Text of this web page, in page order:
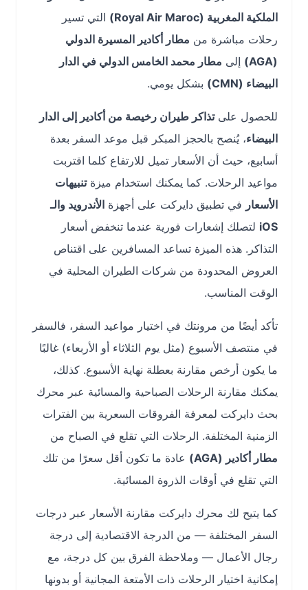
الملكية المغربية (Royal Air Maroc)
التي تسير
رحلات مباشرة من مطار أكادير المسيرة الدولي
إلىمطار محمد الخامس الدولي في الدار
البيضاء (CMN)
بشكل يومي.
للحصول علىتذاكر طيران رخيصة من أكادير إلى الدار
البيضاء، يُنصح بالحجز المبكر قبل موعد السفر بعدة
أسابيع، حيث أن الأسعار تميل للارتفاع كلما اقتربت
مواعيد الرحلات. كما يمكنك استخدام ميزة تنبيهات
الأسعارفي تطبيق دايركت على أجهزةالأندرويد والـ
لتصلك إشعارات فورية عندما تنخفض أسعار
التذاكر. هذه الميزة تساعد المسافرين على اقتناص
العروض المحدودة من شركات الطيران المحلية في
الوقت المناسب.
تأكد أيضًا من مرونتك في اختيار مواعيد السفر، فالسفر
في منتصف الأسبوع (مثل يوم الثلاثاء أو الأربعاء) غالبًا
ما يكون أرخص مقارنة بعطلة نهاية الأسبوع. كذلك،
يمكنك مقارنة الرحلات الصباحية والمسائية عبر محرك
بحث دايركت لمعرفة الفروقات السعرية بين الفترات
الزمنية المختلفة. الرحلات التي تقلع في الصباح من
مطار أكادير (AGA)
عادة ما تكون أقل سعرًا من تلك
التي تقلع في أوقات الذروة المسائية.
كما يتيح لك محرك دايركت مقارنة الأسعار عبر درجات
السفر المختلفة — من الدرجة الاقتصادية إلى درجة
رجال الأعمال — وملاحظة الفرق بين كل درجة، مع
إمكانية اختيار الرحلات ذات الأمتعة المجانية أو بدونها